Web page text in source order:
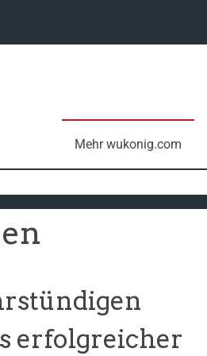
Mehr wukonig.com
erfolgreicher